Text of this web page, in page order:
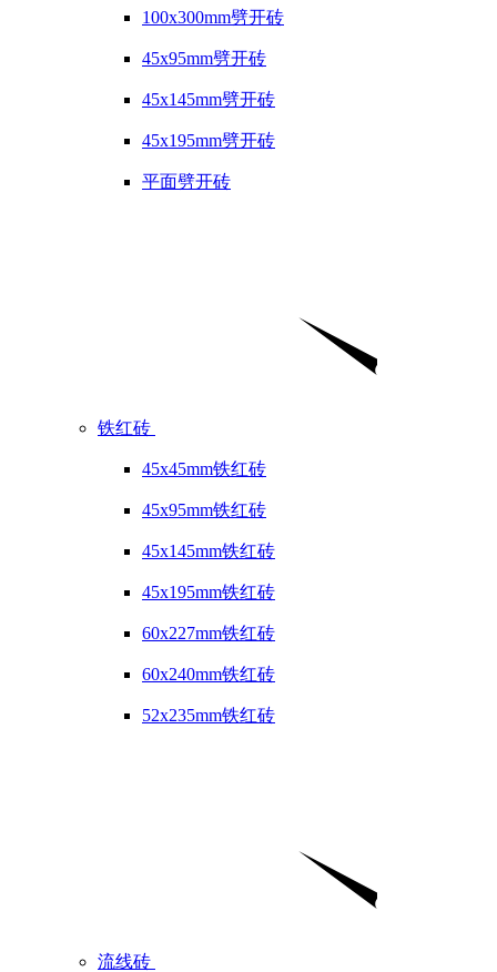
100x300mm劈开砖
45x95mm劈开砖
45x145mm劈开砖
45x195mm劈开砖
平面劈开砖
铁红砖
45x45mm铁红砖
45x95mm铁红砖
45x145mm铁红砖
45x195mm铁红砖
60x227mm铁红砖
60x240mm铁红砖
52x235mm铁红砖
流线砖